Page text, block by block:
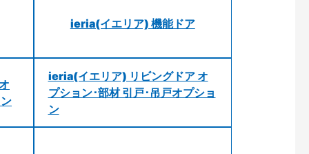
ieria(イエリア) 機能ドア
ieria(イエリア) リビングドア オ
プション･部材 引戸･吊戸オプショ
ン